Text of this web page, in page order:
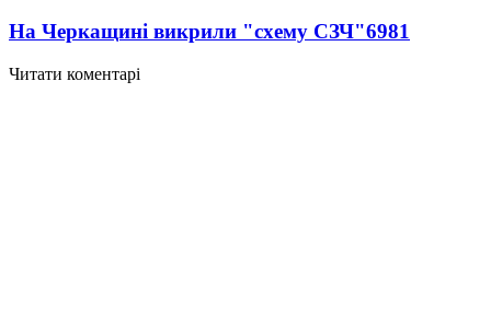
На Черкащині викрили "схему СЗЧ"6981
Читати коментарі